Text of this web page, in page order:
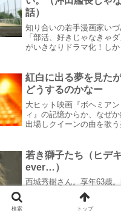
話）
知り合いの若手漫画家い
「部活、好きじゃなきゃダ
がいきなりドラマ化！しか
見なきゃダメでしょ！
紅白に出る夢を見た
どうするのかなー
大ヒット映画『ボヘミア
ィ』の記憶からか、なぜ
出場しクイーンの曲を歌う
いかに名曲が多かったか。
若き獅子たち（ヒデ
ever…）
西城秀樹さん。享年63歳
っては圧倒的なアイドルで
んなジェラシー感じてたん
めて聴くと、「歌を歌う
検索 トップ